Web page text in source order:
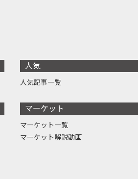
人気
人気記事一覧
マーケット
マーケット一覧
マーケット解説動画